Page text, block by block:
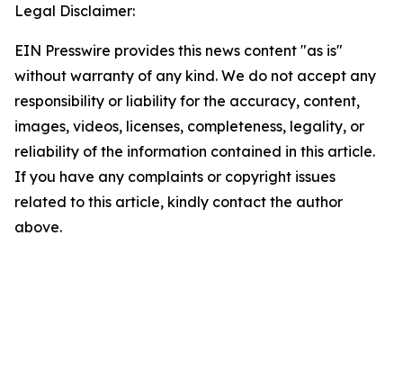
Legal Disclaimer:
EIN Presswire provides this news content "as is"
without warranty of any kind. We do not accept any
responsibility or liability for the accuracy, content,
images, videos, licenses, completeness, legality, or
reliability of the information contained in this article.
If you have any complaints or copyright issues
related to this article, kindly contact the author
above.